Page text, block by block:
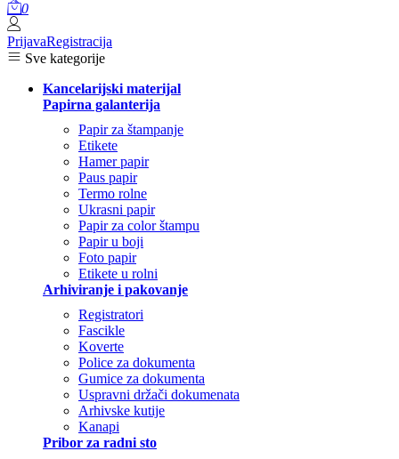
0
PrijavaRegistracija
Sve kategorije
Kancelarijski materijal
Papirna galanterija
Papir za štampanje
Etikete
Hamer papir
Paus papir
Termo rolne
Ukrasni papir
Papir za color štampu
Papir u boji
Foto papir
Etikete u rolni
Arhiviranje i pakovanje
Registratori
Fascikle
Koverte
Police za dokumenta
Gumice za dokumenta
Uspravni držači dokumenata
Arhivske kutije
Kanapi
Pribor za radni sto